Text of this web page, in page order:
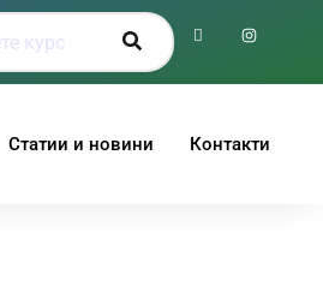
Статии и новини Контакти